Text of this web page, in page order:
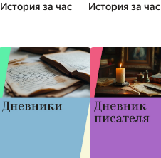
История за час
История за час